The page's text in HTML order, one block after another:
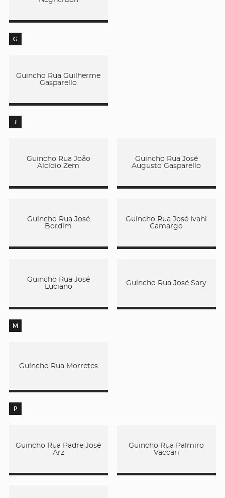
G
Guincho Rua Guilherme
Gasparello
J
Guincho Rua João
Alcídio Zem
Guincho Rua José
Augusto Gasparello
Guincho Rua José
Bordim
Guincho Rua José Ivahi
Camargo
Guincho Rua José
Luciano
Guincho Rua José Sary
M
Guincho Rua Morretes
P
Guincho Rua Padre José
Arz
Guincho Rua Palmiro
Vaccari